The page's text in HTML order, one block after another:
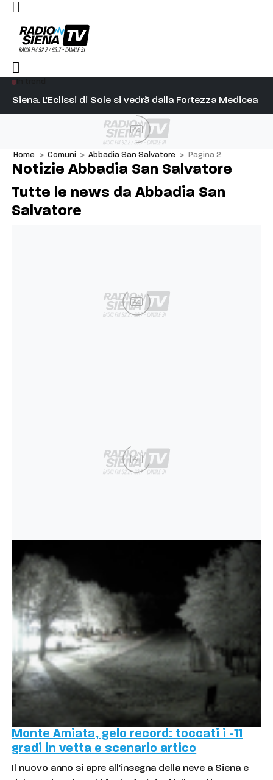
Siena. L’Eclissi di Sole si vedrà dalla Fortezza Medicea
“Il caldo rallenta la città, ma gli agriturismi
Ad
Home > Comuni > Abbadia San Salvatore > Pagina 2
Notizie Abbadia San Salvatore
Tutte le news da Abbadia San
Salvatore
Ad
Ad
Monte Amiata, gelo record: toccati i -11
gradi in vetta e scenario artico
Il nuovo anno si apre all’insegna della neve a Siena e